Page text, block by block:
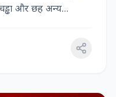
चड्ढा और छह अन्य